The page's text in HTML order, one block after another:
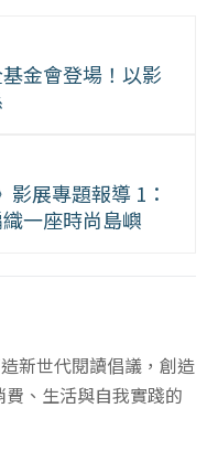
金會登場！以影
影展專題報導 1：
一座時尚島嶼
造新世代閱讀倡議，創造
費、生活與自我實踐的